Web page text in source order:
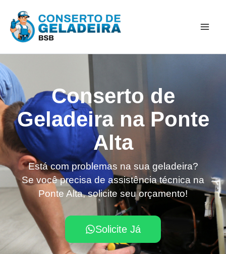
para
Conserto de
Geladeira na Ponte
Alta
Está com problemas na sua geladeira?
Se você precisa de assistência técnica na
Ponte Alta, solicite seu orçamento!
Solicite Já